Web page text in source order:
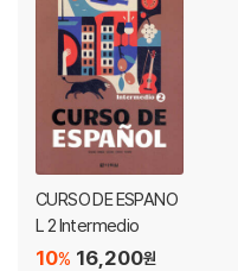
CURSO DE ESPANO
L 2 Intermedio
16,200원
10%